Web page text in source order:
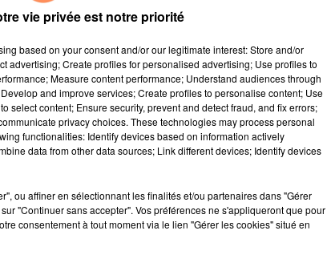
Capricorne
le top
vie privée est notre priorité
based on your consent and/or our legitimate interest: Store and/or
advertising; Create profiles for personalised advertising; Use profiles to
Measure content performance; Understand audiences through
and improve services; Create profiles to personalise content; Use
select content; Ensure security, prevent and detect fraud, and fix errors;
privacy choices. These technologies may process personal
functionalities: Identify devices based on information actively
data from other data sources; Link different devices; Identify devices
ou affiner en sélectionnant les finalités et/ou partenaires dans "Gérer
"Continuer sans accepter". Vos préférences ne s'appliqueront que pour
consentement à tout moment via le lien "Gérer les cookies" situé en